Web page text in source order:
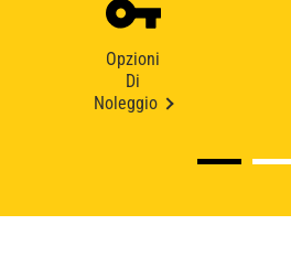
Opzioni
Di
Noleggio